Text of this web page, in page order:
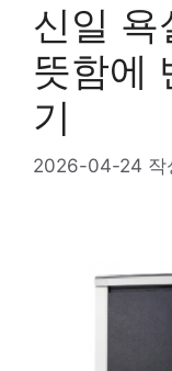
신일 욕
뜻함에
기
2026-04-24 작